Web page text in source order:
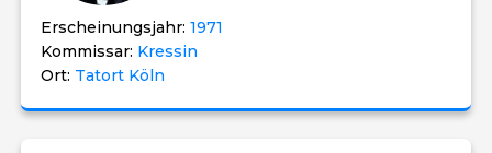
Erscheinungsjahr:1971
Kommissar: Kressin
Ort: Tatort Köln